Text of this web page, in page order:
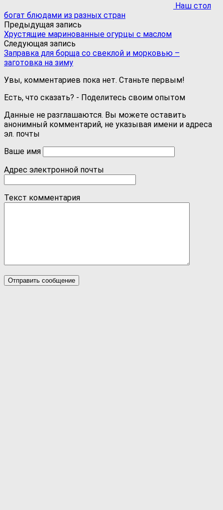
Наш стол
богат блюдами из разных стран
Предыдущая запись
Хрустящие маринованные огурцы с маслом
Следующая запись
Заправка для борща со свеклой и морковью –
заготовка на зиму
Увы, комментариев пока нет. Станьте первым!
Есть, что сказать? - Поделитесь своим опытом
Данные не разглашаются. Вы можете оставить
анонимный комментарий, не указывая имени и адреса
эл. почты
Ваше имя
Адрес электронной почты
Текст комментария